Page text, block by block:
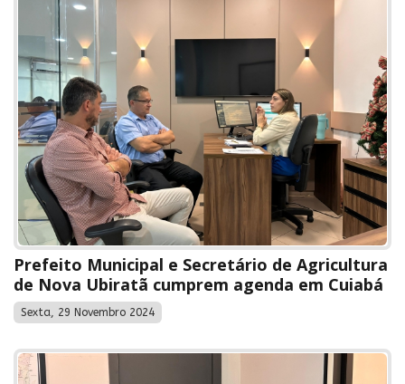
Prefeito Municipal e Secretário de Agricultura
de Nova Ubiratã cumprem agenda em Cuiabá
Sexta, 29 Novembro 2024